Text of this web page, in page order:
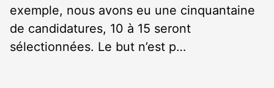
exemple, nous avons eu une cinquantaine
de candidatures, 10 à 15 seront
sélectionnées. Le but n’est p…